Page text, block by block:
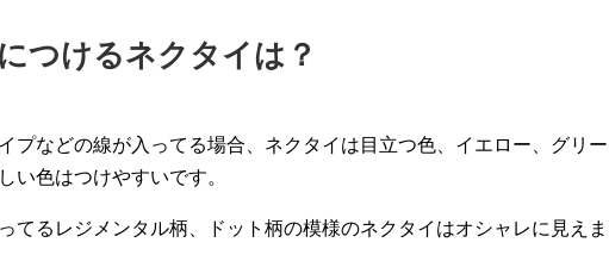
つけるネクタイは？
プなどの線が入ってる場合、ネクタイは目立つ色、イエロー、グリー
い色はつけやすいです。
てるレジメンタル柄、ドット柄の模様のネクタイはオシャレに見えま